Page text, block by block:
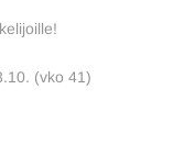
(vko 41)